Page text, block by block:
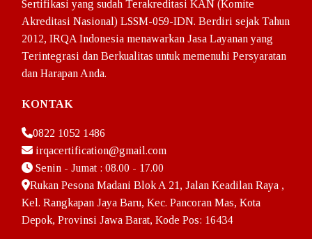
Sertifikasi yang sudah Terakreditasi KAN (Komite
Akreditasi Nasional) LSSM-059-IDN. Berdiri sejak Tahun
2012, IRQA Indonesia menawarkan Jasa Layanan yang
Terintegrasi dan Berkualitas untuk memenuhi Persyaratan
dan Harapan Anda.
KONTAK
0822 1052 1486
irqacertification@gmail.com
Senin - Jumat : 08.00 - 17.00
Rukan Pesona Madani Blok A 21, Jalan Keadilan Raya ,
Kel. Rangkapan Jaya Baru, Kec. Pancoran Mas, Kota
Depok, Provinsi Jawa Barat, Kode Pos: 16434